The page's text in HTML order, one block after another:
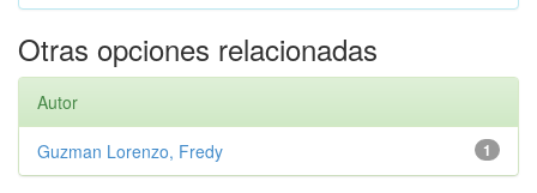
Otras opciones relacionadas
Autor
1
Guzman Lorenzo, Fredy